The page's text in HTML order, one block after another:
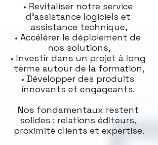
• Revitaliser notre service
d'assistance logiciels et
assistance technique,
• Accélérer le déploiement de
nos solutions,
• Investir dans un projet à long
terme autour de la formation,
• Développer des produits
innovants et engageants.
Nos fondamentaux restent
solides : relations éditeurs,
proximité clients et expertise.